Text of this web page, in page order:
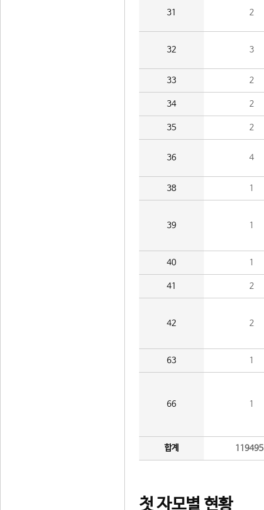
31 2
32 3
33 2
34 2
35 2
36 4
38 1
39 1
40 1
41 2
42 2
63 1
66 1
합계
첫 자모별 현황